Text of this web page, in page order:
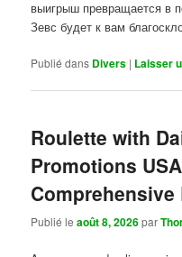
выигрыш превращается в
Зевс будет к вам
Publié dans Divers | Laisser
Roulette with
Promotions
Comprehensive
Publié leaoût 8, 2026par